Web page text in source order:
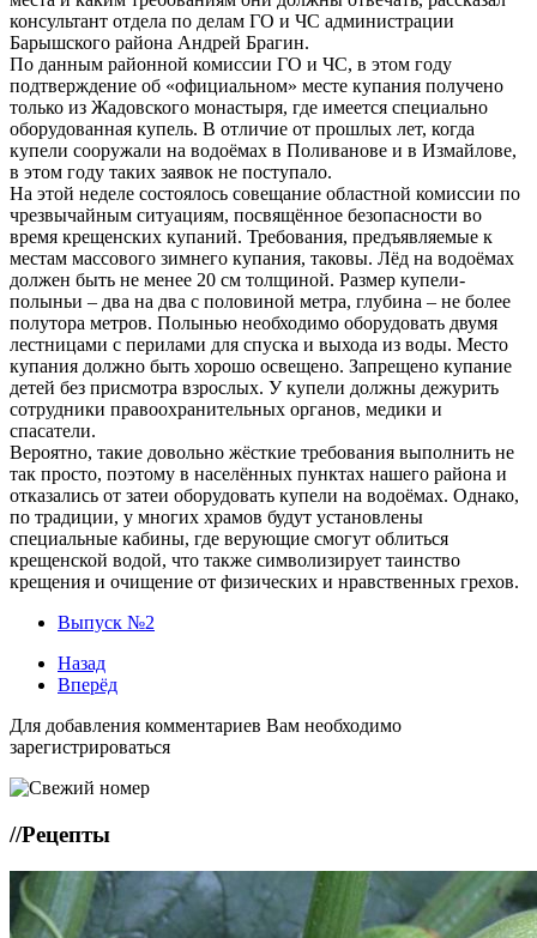
консультант отдела по делам ГО и ЧС администрации
Барышского района Андрей Брагин.
По данным районной комиссии ГО и ЧС, в этом году
подтверждение об «официальном» месте купания получено
только из Жадовского монастыря, где имеется специально
оборудованная купель. В отличие от прошлых лет, когда
купели сооружали на водоёмах в Поливанове и в Измайлове,
в этом году таких заявок не поступало.
На этой неделе состоялось совещание областной комиссии по
чрезвычайным ситуациям, посвящённое безопасности во
время крещенских купаний. Требования, предъявляемые к
местам массового зимнего купания, таковы. Лёд на водоёмах
должен быть не менее 20 см толщиной. Размер купели-
полыньи – два на два с половиной метра, глубина – не более
полутора метров. Полынью необходимо оборудовать двумя
лестницами с перилами для спуска и выхода из воды. Место
купания должно быть хорошо освещено. Запрещено купание
детей без присмотра взрослых. У купели должны дежурить
сотрудники правоохранительных органов, медики и
спасатели.
Вероятно, такие довольно жёсткие требования выполнить не
так просто, поэтому в населённых пунктах нашего района и
отказались от затеи оборудовать купели на водоёмах. Однако,
по традиции, у многих храмов будут установлены
специальные кабины, где верующие смогут облиться
крещенской водой, что также символизирует таинство
крещения и очищение от физических и нравственных грехов.
Выпуск №2
Назад
Вперёд
Для добавления комментариев Вам необходимо
зарегистрироваться
//Рецепты